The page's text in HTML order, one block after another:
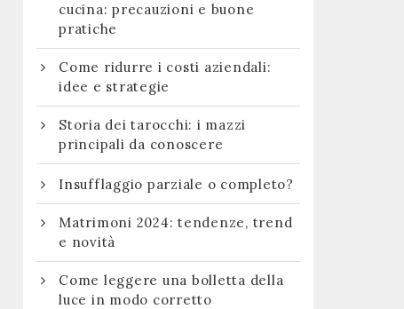
cucina: precauzioni e buone
pratiche
Come ridurre i costi aziendali:
idee e strategie
Storia dei tarocchi: i mazzi
principali da conoscere
Insufflaggio parziale o completo?
Matrimoni 2024: tendenze, trend
e novità
Come leggere una bolletta della
luce in modo corretto